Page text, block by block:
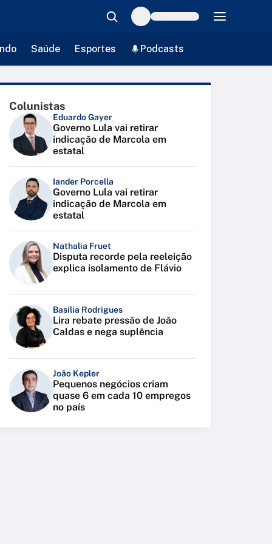
Saúde Esportes Podcasts
Colunistas
Eduardo Gayer
Governo Lula vai retirar
indicação de Marcola em
estatal
Iander Porcella
Governo Lula vai retirar
indicação de Marcola em
estatal
Nathalia Fruet
Disputa recorde pela reeleição
explica isolamento de Flávio
Basília Rodrigues
Lira rebate pressão de João
Caldas e nega suplência
João Kepler
Pequenos negócios criam
quase 6 em cada 10 empregos
no país